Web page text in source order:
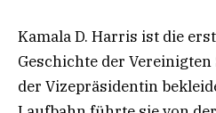
Kamala D. Harris ist die
Geschichte der Vereinigten
der Vizepräsidentin